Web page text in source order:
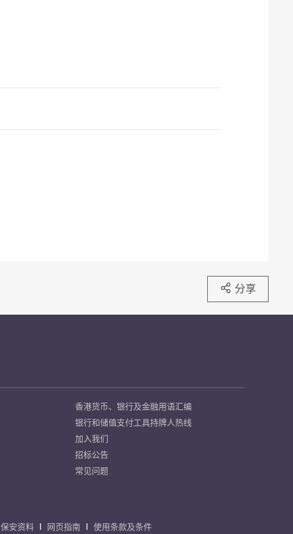
分享
香港货币、银行及金融用语汇编
银行和储值支付工具持牌人热线
加入我们
招标公告
常见问题
保安资料 网页指南 使用条款及条件